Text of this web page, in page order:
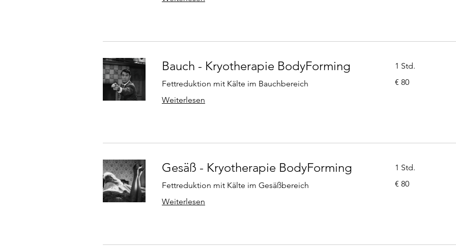
Bauch - Kryotherapie BodyForming
Fettreduktion mit Kälte im Bauchbereich
Weiterlesen
1 Std.
Euro
€ 80
Gesäß - Kryotherapie BodyForming
Fettreduktion mit Kälte im Gesäßbereich
Weiterlesen
1 Std.
Euro
€ 80